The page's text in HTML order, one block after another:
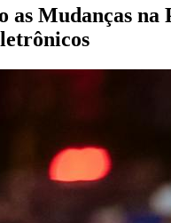
as Mudanças na